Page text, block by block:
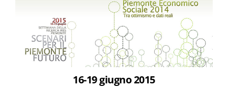
16-19 giugno 2015